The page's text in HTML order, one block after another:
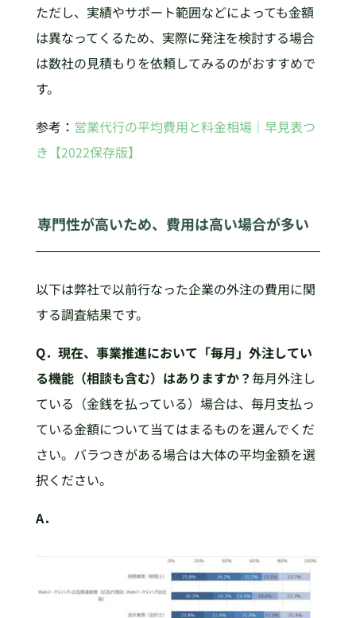
ただし、実績やサポート範囲などによっても金額
は異なってくるため、実際に発注を検討する場合
は数社の見積もりを依頼してみるのがおすすめで
す。
参考： 営業代行の平均費用と料金相場｜早見表つ
き【2022保存版】
専門性が高いため、費用は高い場合が多い
以下は弊社で以前行なった企業の外注の費用に関
する調査結果です。
Q．現在、事業推進において「毎月」外注してい
る機能（相談も含む）はありますか？毎月外注し
ている（金銭を払っている）場合は、毎月支払っ
ている金額について当てはまるものを選んでくだ
さい。バラつきがある場合は大体の平均金額を選
択ください。
A．